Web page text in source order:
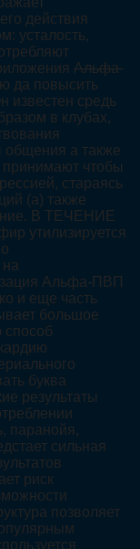
действия
усталость,
Альфа-
да повысить
известен средь
в клубах,
общения а также
принимают чтобы
стараясь
(а) также
В ТЕЧЕНИЕ
утилизируется
Альфа-ПВП
и еще часть
большое
способ
буква
результаты
паранойя,
сильная
риск
позволяет